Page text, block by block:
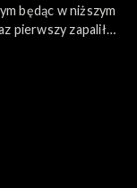
będąc w niższym
pierwszy zapalił
a gdy myślał, że
(DDA)
z handlem